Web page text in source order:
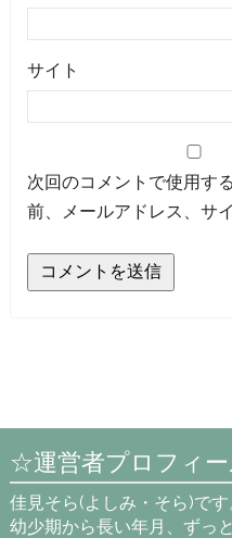
サイト
次回のコメントで使用す
前、メールアドレス、サ
☆運営者プロフィ
佳見そら(よしみ・そら)です
幼少期から長い年月、ずっ